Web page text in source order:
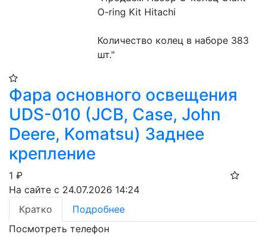
O-ring Kit Hitachi
Количество колец в наборе 383
шт."
Фара основного освещения
UDS-010 (JCB, Case, John
Deere, Komatsu) Заднее
крепление
1 ₽
На сайте с 24.07.2026 14:24
Кратко
Подробнее
Посмотреть телефон